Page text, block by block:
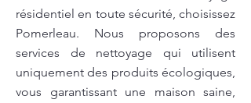
résidentiel en toute sécurité, choisissez
Pomerleau. Nous proposons des
services de nettoyage qui utilisent
uniquement des produits écologiques,
vous garantissant une maison saine,